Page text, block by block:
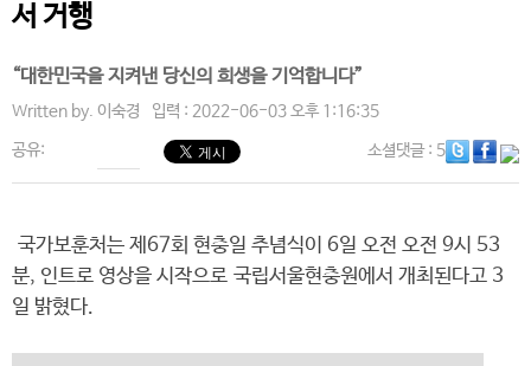
서 거행
“대한민국을 지켜낸 당신의 희생을 기억합니다”
Written by. 이숙경 입력 : 2022-06-03 오후 1:16:35
공유: 소셜댓글: 5
국가보훈처는 제67회 현충일 추념식이 6일 오전 오전 9시 53
분, 인트로 영상을 시작으로 국립서울현충원에서 개최된다고 3
일 밝혔다.